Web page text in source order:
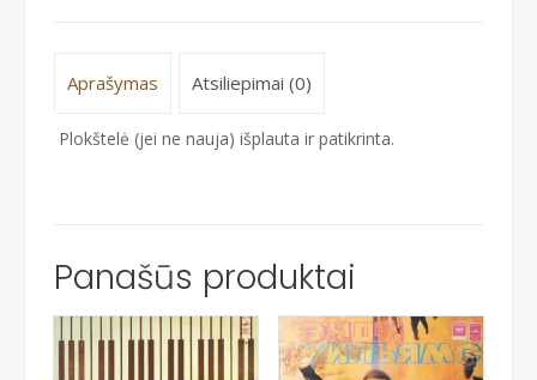
Aprašymas Atsiliepimai (0)
Plokštelė (jei ne nauja) išplauta ir patikrinta.
Panašūs produktai